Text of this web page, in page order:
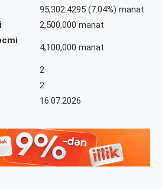
95,302.4295 (7.04%) manat
2,500,000 manat
4,100,000 manat
2
2
16.07.2026